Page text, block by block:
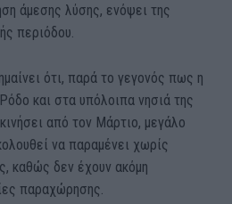
άμεσης λύσης, ενόψει της
περιόδου.
ότι, παρά το γεγονός πως η
και στα υπόλοιπα νησιά της
από τον Μάρτιο, μεγάλο
να παραμένει χωρίς
καθώς δεν έχουν ακόμη
παραχώρησης.